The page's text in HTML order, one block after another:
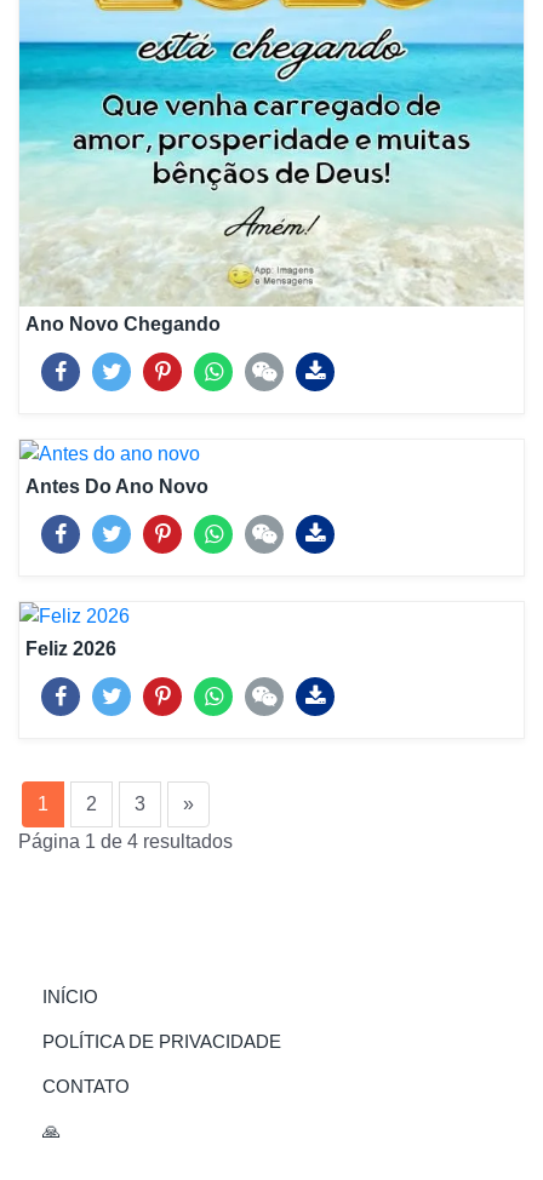
Ano Novo Chegando
Antes Do Ano Novo
Feliz 2026
1 (current)
2 3
»
Página 1 de 4 resultados
INÍCIO
POLÍTICA DE PRIVACIDADE
CONTATO
🙏